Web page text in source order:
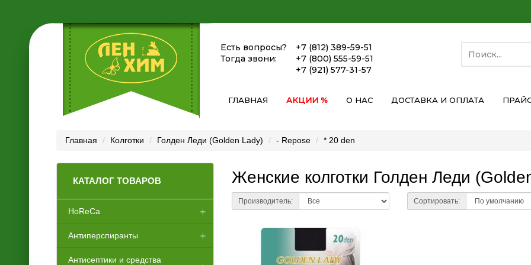
Есть вопросы?
Тогда звони:
+7 (812) 389-59-51
+7 (800) 555-59-51
+7 (921) 577-31-57
ГЛАВНАЯ АКЦИИ % О НАС ДОСТАВКА И ОПЛАТА
Главная Колготки Голден Леди (Golden Lady) - Repose * 20 den
КАТАЛОГ ТОВАРОВ
HoReCa
Аксессуары для отелей
Диспенсеры
Антиперспиранты
Женские
Антисептики и средства
Женские колготки Голден Леди
Производитель: Сортировать: